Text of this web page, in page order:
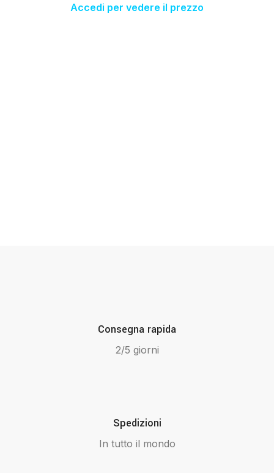
Accedi per vedere il prezzo
Consegna rapida
2/5 giorni
Spedizioni
In tutto il mondo